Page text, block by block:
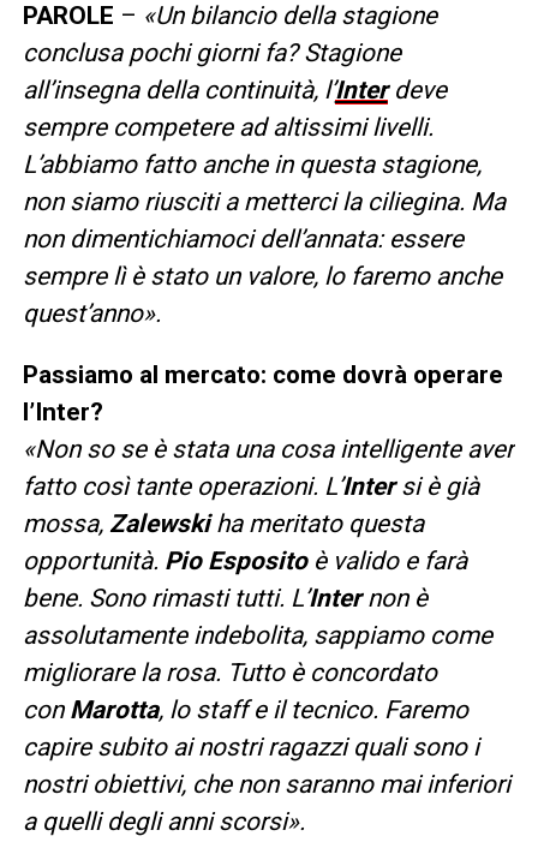
PAROLE – «Un bilancio della stagione
conclusa pochi giorni fa? Stagione
all’insegna della continuità, l’Interdeve
sempre competere ad altissimi livelli.
L’abbiamo fatto anche in questa stagione,
non siamo riusciti a metterci la ciliegina. Ma
non dimentichiamoci dell’annata: essere
sempre lì è stato un valore, lo faremo anche
quest’anno».
Passiamo al mercato: come dovrà operare
l’Inter?
«Non so se è stata una cosa intelligente aver
fatto così tante operazioni. L’Intersi è già
mossa, Zalewskiha meritato questa
opportunità. Pio Espositoè valido e farà
bene. Sono rimasti tutti. L’Internon è
assolutamente indebolita, sappiamo come
migliorare la rosa. Tutto è concordato
con Marotta, lo staff e il tecnico. Faremo
capire subito ai nostri ragazzi quali sono i
nostri obiettivi, che non saranno mai inferiori
a quelli degli anni scorsi».